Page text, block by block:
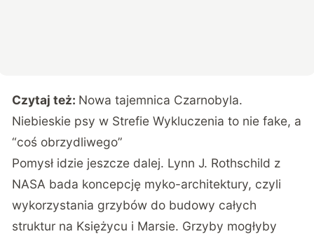
Czytaj też: Nowa tajemnica Czarnobyla.
Niebieskie psy w Strefie Wykluczenia to nie fake, a
“coś obrzydliwego”
Pomysł idzie jeszcze dalej. Lynn J. Rothschild z
NASA bada koncepcję myko-architektury, czyli
wykorzystania grzybów do budowy całych
struktur na Księżycu i Marsie. Grzyby mogłyby